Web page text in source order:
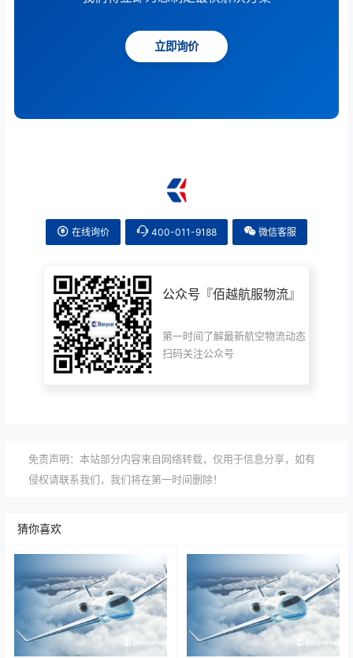
立即询价
在线询价 400-011-9188 微信客服
公众号『佰越航服物流』
第一时间了解最新航空物流动态
扫码关注公众号
免责声明：本站部分内容来自网络转载，仅用于信息分享，如有
侵权请联系我们，我们将在第一时间删除！
猜你喜欢